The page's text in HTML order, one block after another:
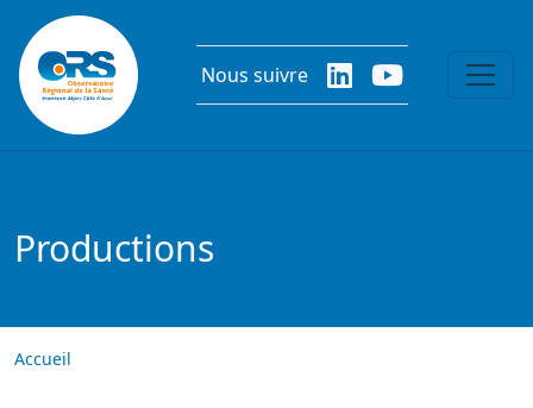
Aller au contenu principal
Nous suivre
Productions
Accueil